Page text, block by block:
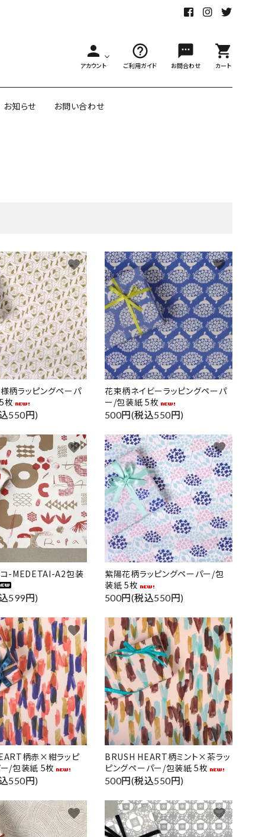
person
アカウント
help_outline
ご利用ガイド
sms
お問合わせ
shopping_cart
カート
面包装紙
お知らせ
お問い合わせ
柄ラッピングペーパ
枚
550円)
favorite
花束柄ネイビーラッピングペーパ
ー/包装紙 5枚
500円(税込550円)
favorite
コ-MEDETAI-A2包装
599円)
favorite
紫陽花柄ラッピングペーパー/包
装紙 5枚
500円(税込550円)
favorite
柄赤×紺ラッピ
/包装紙 5枚
550円)
favorite
BRUSH HEART柄ミント×茶ラッ
ピングペーパー/包装紙 5枚
500円(税込550円)
favorite
favorite favorite